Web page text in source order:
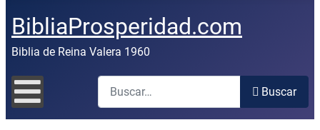
BibliaProsperidad.com
Biblia de Reina Valera 1960
Buscar
Buscar